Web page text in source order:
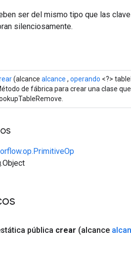
ser del mismo tipo que las
silenciosamente.
(alcance alcance , operando <?>
de fábrica para crear una clase
pública crear (alcance